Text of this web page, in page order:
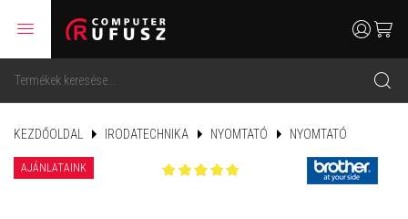
menu
search
usercart
KEZDŐOLDAL IRODATECHNIKA NYOMTATÓ NYOMTATÓ
AJÁNLATAINK